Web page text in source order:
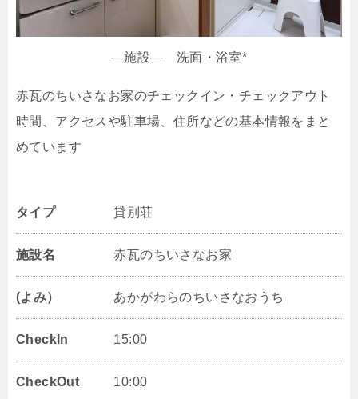
―施設― 洗面・浴室*
赤瓦のちいさなお家のチェックイン・チェックアウト
時間、アクセスや駐車場、住所などの基本情報をまと
めています
タイプ 貸別荘
施設名 赤瓦のちいさなお家
(よみ） あかがわらのちいさなおうち
CheckIn 15:00
CheckOut 10:00